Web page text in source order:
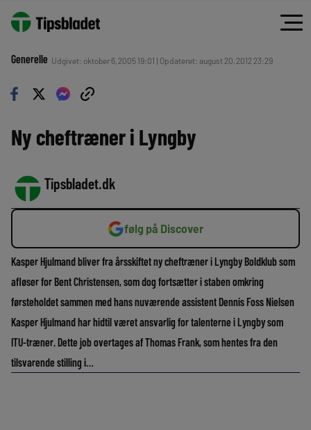
Generelle Udgivet: oktober 6, 2005 19:01 | Opdateret: august 20, 2012 23:29
Ny cheftræner i Lyngby
Tipsbladet.dk
følg på Discover
Kasper Hjulmand bliver fra årsskiftet ny cheftræner i Lyngby Boldklub som
afløser for Bent Christensen, som dog fortsætter i staben omkring
førsteholdet sammen med hans nuværende assistent Dennis Foss Nielsen
Kasper Hjulmand har hidtil været ansvarlig for talenterne i Lyngby som
ITU-træner. Dette job overtages af Thomas Frank, som hentes fra den
tilsvarende stilling i…